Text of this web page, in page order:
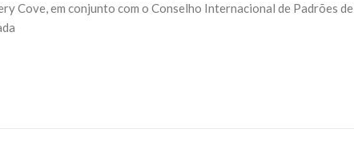
Cove, em conjunto com o Conselho Internacional de Padrões de